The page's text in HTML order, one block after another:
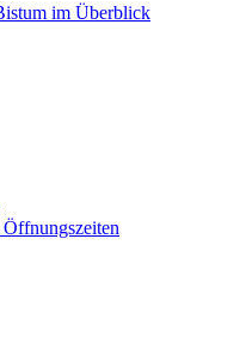
im Überblick